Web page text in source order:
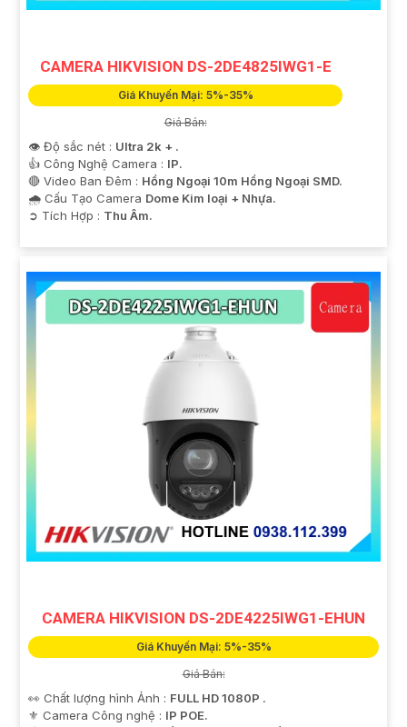
CAMERA HIKVISION DS-2DE4825IWG1-E
Giá Khuyến Mại: 5%-35%
Giá Bán:
👁 Độ sắc nét : Ultra 2k + .
👍 Công Nghệ Camera : IP.
🔴 Video Ban Đêm : Hồng Ngoại 10m Hồng Ngoại SMD.
🌧️ Cấu Tạo Camera Dome Kim loại + Nhựa.
️➲ Tích Hợp : Thu Âm.
CAMERA HIKVISION DS-2DE4225IWG1-EHUN
Giá Khuyến Mại: 5%-35%
Giá Bán:
👀 Chất lượng hình Ảnh : FULL HD 1080P .
⚜️ Camera Công nghệ : IP POE.